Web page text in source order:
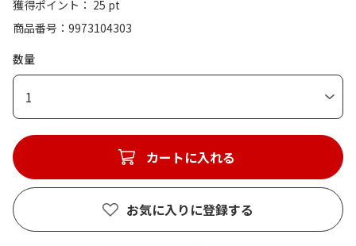
獲得ポイント： 25 pt
商品番号
9973104303
数量
1
カートに入れる
お気に入りに登録する